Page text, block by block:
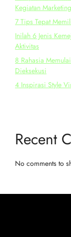
Kegiatan Marketing
7 Tips Tepat
Inilah 6 Jenis
Aktivitas
8 Rahasia
Dieksekusi
4 Inspirasi Style
Recent
No comments to